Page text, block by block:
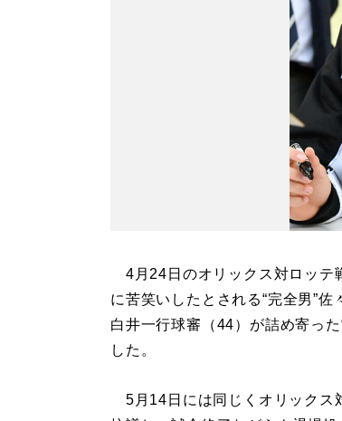
4月24日のオリックス対ロッテ
に苦笑いしたとされる“完全男”佐
白井一行球審（44）が詰め寄った
した。
5月14日には同じくオリックス